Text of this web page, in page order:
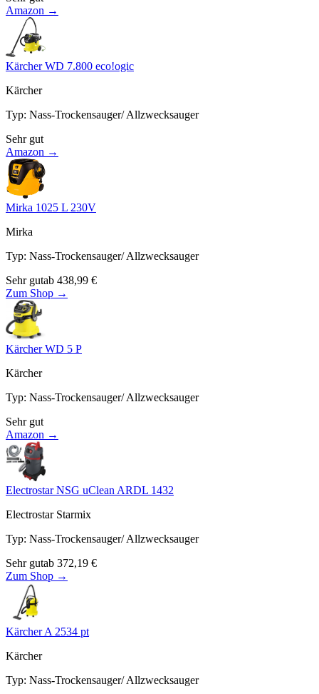
Amazon →
Kärcher WD 7.800 eco!ogic
Kärcher
Typ: Nass-Trockensauger/ Allzwecksauger
Sehr gut
Amazon →
Mirka 1025 L 230V
Mirka
Typ: Nass-Trockensauger/ Allzwecksauger
Sehr gutab 438,99 €
Zum Shop →
Kärcher WD 5 P
Kärcher
Typ: Nass-Trockensauger/ Allzwecksauger
Sehr gut
Amazon →
Electrostar NSG uClean ARDL 1432
Electrostar Starmix
Typ: Nass-Trockensauger/ Allzwecksauger
Sehr gutab 372,19 €
Zum Shop →
Kärcher A 2534 pt
Kärcher
Typ: Nass-Trockensauger/ Allzwecksauger